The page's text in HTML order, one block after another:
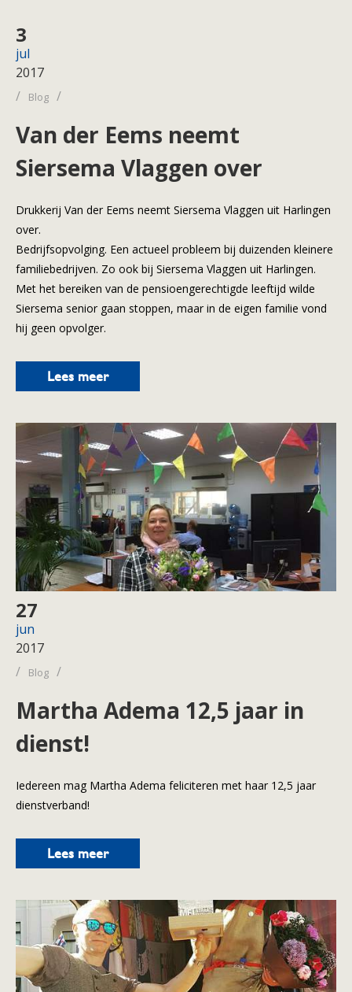
3
jul
2017
/
Blog /
Van der Eems neemt
Siersema Vlaggen over
Drukkerij Van der Eems neemt Siersema Vlaggen uit Harlingen
over.
Bedrijfsopvolging. Een actueel probleem bij duizenden kleinere
familiebedrijven. Zo ook bij Siersema Vlaggen uit Harlingen.
Met het bereiken van de pensioengerechtigde leeftijd wilde
Siersema senior gaan stoppen, maar in de eigen familie vond
hij geen opvolger.
Lees meer
27
jun
2017
/
Blog /
Martha Adema 12,5 jaar in
dienst!
Iedereen mag Martha Adema feliciteren met haar 12,5 jaar
dienstverband!
Lees meer